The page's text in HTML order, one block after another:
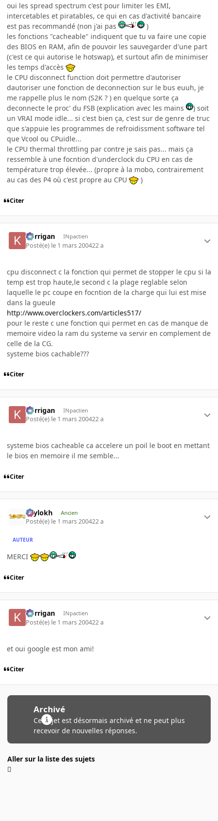
oui les spread spectrum c'est pour limiter les EMI,
intercetables et piratables, ce qui en cas d'activité bancaire
est pas recommandé (non j'ai pas
)
les fonctions "cacheable" indiquent que tu va faire une copie
des BIOS en RAM, afin de pouvoir les sauvegarder d'une part
(c'est ce qui autorise le hotswap), et surtout afin de minimiser
les temps d'accès
le CPU disconnect function doit permettre d'autoriser
dautoriser une fonction de deconnection sur le bus euuh, je
me rappelle plus le nom (S2K ? ) en quelque sorte ça
deconnecte le proc' du FSB (explication avec les mains
) soit
un VRAI mode idle... si c'est bien ça, c'est sur de genre de truc
que s'appuie les programmes de refroidissment software tel
que Vcool ou CPuidle...
le CPU thermal throttling par contre je sais pas... mais ça
ressemble à une focntion d'underclock du CPU en cas de
température trop élevée... (propre à la mobo, contrairement
au cas des P4 où c'est propre au CPU
)
Citer
korrigan INpactien
Posté(e) le 1 mars 200422 a
cpu disconnect c la fonction qui permet de stopper le cpu si la
temp est trop haute,le second c la plage reglable selon
laquelle le pc coupe en focntion de la charge qui lui est mise
dans la gueule
http://www.overclockers.com/articles517/
pour le reste c une fonction qui permet en cas de manque de
memoire video la ram du systeme va servir en complement de
celle de la CG.
systeme bios cachable???
Citer
korrigan INpactien
Posté(e) le 1 mars 200422 a
systeme bios cacheable ca accelere un poil le boot en mettant
le bios en memoire il me semble...
Citer
Psylokh Ancien
Posté(e) le 1 mars 200422 a
AUTEUR
MERCI
Citer
korrigan INpactien
Posté(e) le 1 mars 200422 a
et oui google est mon ami!
Citer
Archivé
Ce sujet est désormais archivé et ne peut plus
recevoir de nouvelles réponses.
Aller sur la liste des sujets